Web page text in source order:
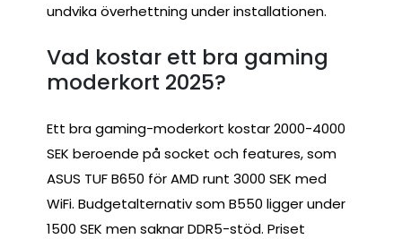
undvika överhettning under installationen.
Vad kostar ett bra gaming
moderkort 2025?
Ett bra gaming-moderkort kostar 2000-4000
SEK beroende på socket och features, som
ASUS TUF B650 för AMD runt 3000 SEK med
WiFi. Budgetalternativ som B550 ligger under
1500 SEK men saknar DDR5-stöd. Priset